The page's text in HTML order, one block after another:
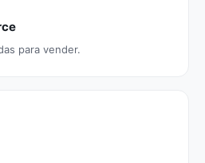
para vender.